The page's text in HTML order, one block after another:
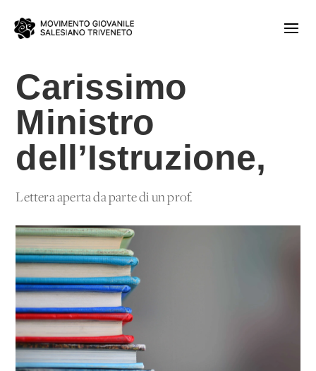
Carissimo
Ministro
dell’Istruzione,
Lettera aperta da parte di un prof.